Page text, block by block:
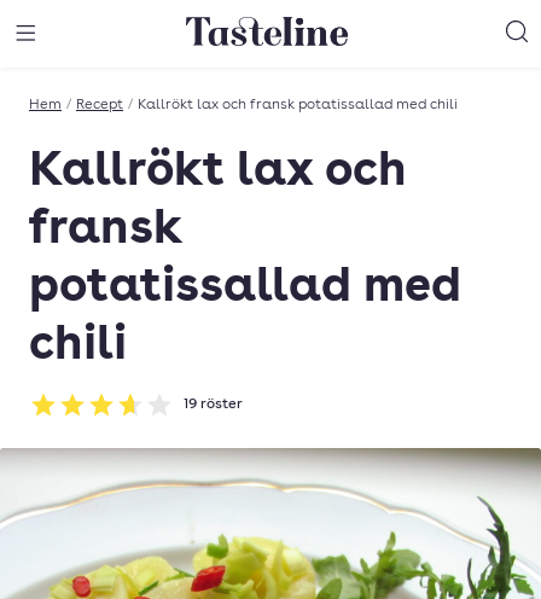
Till Tastelines startsida
Hem / Recept / Kallrökt lax och fransk potatissallad med chili
Kallrökt lax och
fransk
potatissallad med
chili
Betyg: 3.63 av 5
19 röster